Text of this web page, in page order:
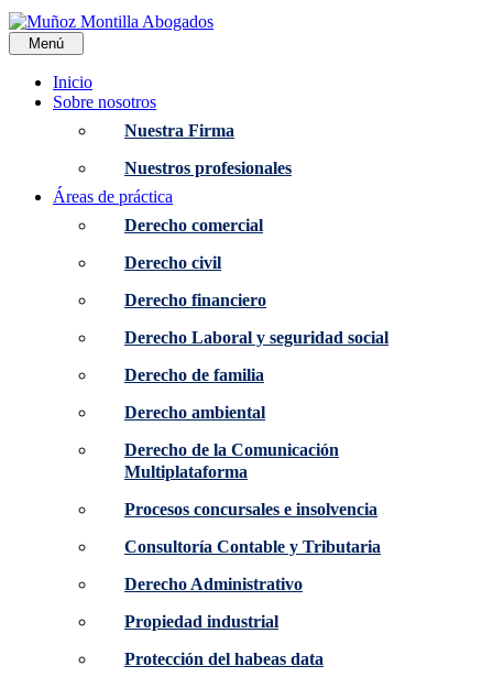
Menú
Inicio
Sobre nosotros
Nuestra Firma
Nuestros profesionales
Áreas de práctica
Derecho comercial
Derecho civil
Derecho financiero
Derecho Laboral y seguridad social
Derecho de familia
Derecho ambiental
Derecho de la Comunicación
Multiplataforma
Procesos concursales e insolvencia
Consultoría Contable y Tributaria
Derecho Administrativo
Propiedad industrial
Protección del habeas data